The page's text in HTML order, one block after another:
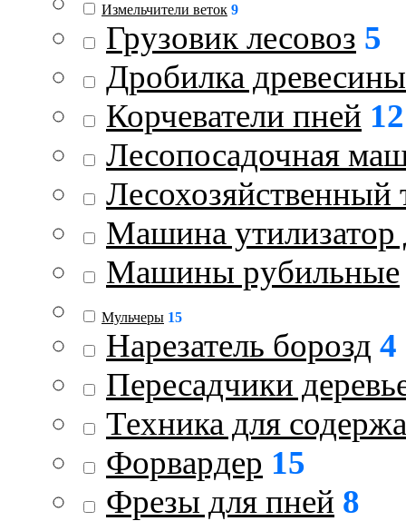
Измельчители веток 9
Грузовик лесовоз 5
Дробилка древесины
Корчеватели пней 12
Лесопосадочная
Лесохозяйственный
Машина утилизатор
Машины рубильные
Мульчеры 15
Нарезатель борозд 4
Пересадчики
Техника для
Форвардер 15
Фрезы для пней 8